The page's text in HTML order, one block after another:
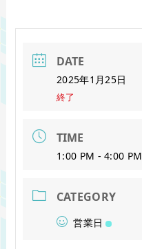
DATE
2025年1月25日
終了
TIME
1:00 PM - 4:00 PM
CATEGORY
営業日